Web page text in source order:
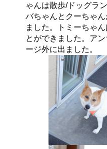
ゃんは散歩/ドッグラ
バちゃんとクーちゃ
ました。トミーちゃ
とができました。ア
ージ外に出ました。